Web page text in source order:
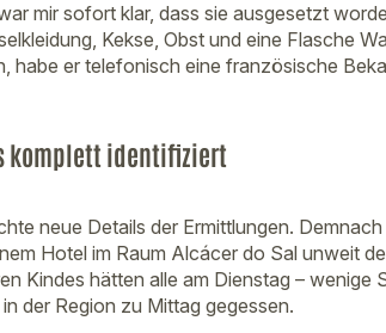
mir sofort klar, dass sie ausgesetzt
Kekse, Obst und eine Flasche
habe er telefonisch eine französische
komplett identifiziert
neue Details der Ermittlungen.
Hotel im Raum Alcácer do Sal unweit
Kindes hätten alle am Dienstag – wenige
der Region zu Mittag gegessen.